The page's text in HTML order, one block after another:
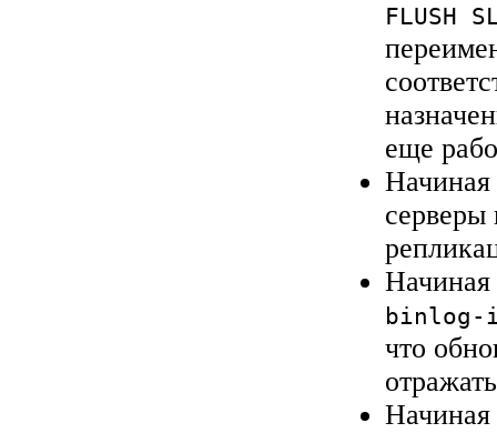
FLUSH
еще
Начиная
серверы
binlog-
что
Начиная